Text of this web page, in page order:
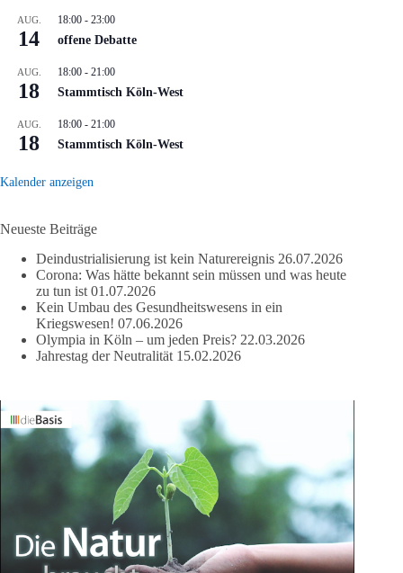
AUG.
14
18:00 - 23:00
offene Debatte
AUG.
18
18:00 - 21:00
Stammtisch Köln-West
AUG.
18
18:00 - 21:00
Stammtisch Köln-West
Kalender anzeigen
Neueste Beiträge
Deindustrialisierung ist kein Naturereignis 26.07.2026
Corona: Was hätte bekannt sein müssen und was heute
zu tun ist 01.07.2026
Kein Umbau des Gesundheitswesens in ein
Kriegswesen! 07.06.2026
Olympia in Köln – um jeden Preis? 22.03.2026
Jahrestag der Neutralität 15.02.2026